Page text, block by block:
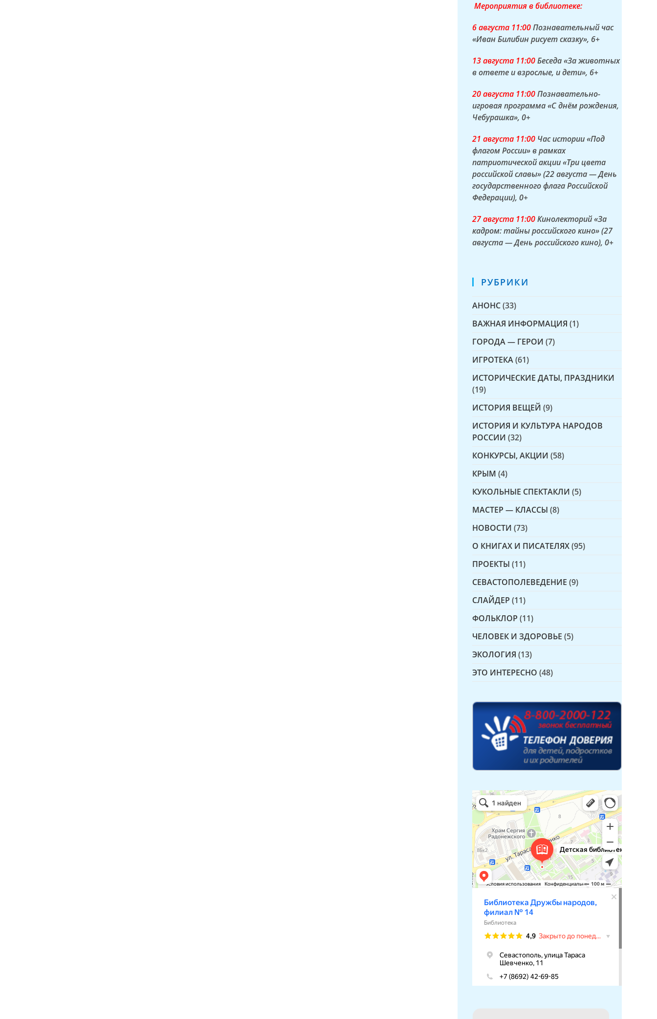
Мероприятия в библиотеке:
6 августа 11:00Познавательный час
«Иван Билибин рисует сказку», 6+
13 августа 11:00Беседа «За животных
в ответе и взрослые, и дети», 6+
20 августа 11:00Познавательно-
игровая программа «С днём рождения,
Чебурашка», 0+
21 августа 11:00 Час истории «Под
флагом России» в рамках
патриотической акции «Три цвета
российской славы» (22 августа — День
государственного флага Российской
Федерации), 0+
27 августа 11:00Кинолекторий «За
кадром: тайны российского кино» (27
августа — День российского кино), 0+
РУБРИКИ
АНОНС(33)
ВАЖНАЯ ИНФОРМАЦИЯ (1)
ГОРОДА — ГЕРОИ (7)
ИГРОТЕКА(61)
ИСТОРИЧЕСКИЕ ДАТЫ, ПРАЗДНИКИ
(19)
ИСТОРИЯ ВЕЩЕЙ (9)
ИСТОРИЯ И КУЛЬТУРА НАРОДОВ
РОССИИ (32)
КОНКУРСЫ, АКЦИИ (58)
КРЫМ (4)
КУКОЛЬНЫЕ СПЕКТАКЛИ (5)
МАСТЕР — КЛАССЫ (8)
НОВОСТИ (73)
О КНИГАХ И ПИСАТЕЛЯХ(95)
ПРОЕКТЫ (11)
СЕВАСТОПОЛЕВЕДЕНИЕ (9)
СЛАЙДЕР (11)
ФОЛЬКЛОР (11)
ЧЕЛОВЕК И ЗДОРОВЬЕ (5)
ЭКОЛОГИЯ (13)
ЭТО ИНТЕРЕСНО (48)
Детская библиотека № 14 Дружбы народов
Библиотека в Севастополе